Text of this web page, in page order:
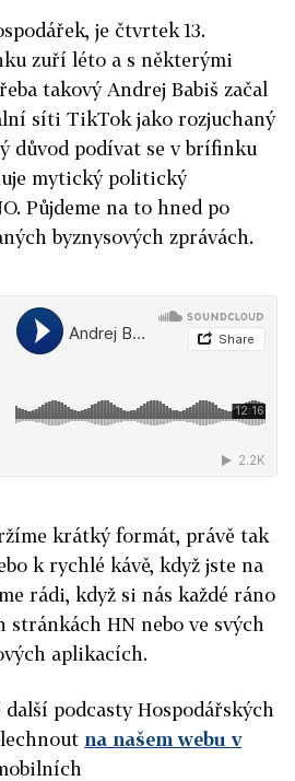
je čtvrtek 13.
zuří léto a s některými
takový Andrej Babiš začal
síti TikTok jako rozjuchaný
důvod podívat se v brífinku
mytický politický
Půjdeme na to hned po
byznysových zprávách.
krátký formát, právě tak
k rychlé kávě, když jste na
rádi, když si nás každé ráno
stránkách HN nebo ve svých
aplikacích.
podcasty Hospodářských
na našem webu v